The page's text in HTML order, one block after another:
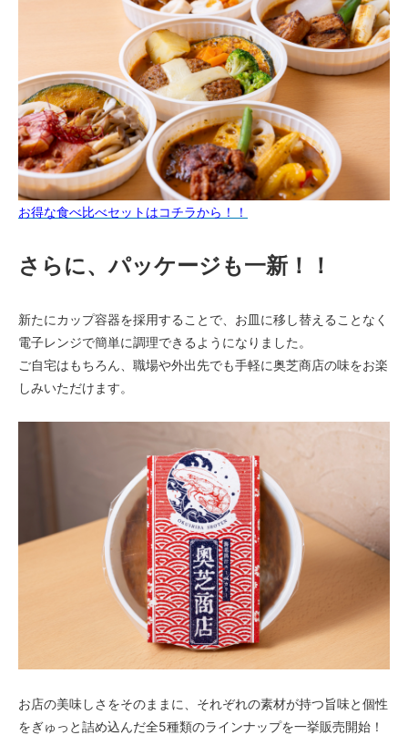
お得な食べ比べセットはコチラから！！
さらに、パッケージも一新！！
新たにカップ容器を採用することで、お皿に移し替えることなく
電子レンジで簡単に調理できるようになりました。
ご自宅はもちろん、職場や外出先でも手軽に奥芝商店の味をお楽
しみいただけます。
お店の美味しさをそのままに、それぞれの素材が持つ旨味と個性
をぎゅっと詰め込んだ全5種類のラインナップを一挙販売開始！